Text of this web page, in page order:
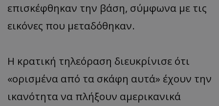
επισκέφθηκαν την βάση, σύμφωνα με τις
εικόνες που μεταδόθηκαν.
Η κρατική τηλεόραση διευκρίνισε ότι
«ορισμένα από τα σκάφη αυτά» έχουν την
ικανότητα να πλήξουν αμερικανικά